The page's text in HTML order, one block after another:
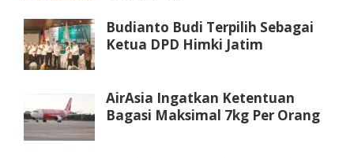
Budianto Budi Terpilih Sebagai
Ketua DPD Himki Jatim
AirAsia Ingatkan Ketentuan
Bagasi Maksimal 7kg Per Orang